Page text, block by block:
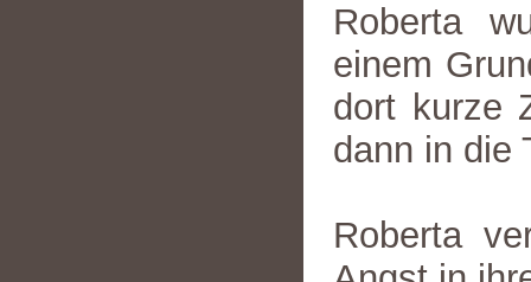
Roberta
einem
dort kurze
dann in die
Roberta